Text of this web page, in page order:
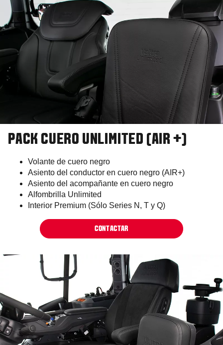
PACK CUERO UNLIMITED (AIR +)
Volante de cuero negro
Asiento del conductor en cuero negro (AIR+)
Asiento del acompañante en cuero negro
Alfombrilla Unlimited
Interior Premium (Sólo Series N, T y Q)
CONTACTAR